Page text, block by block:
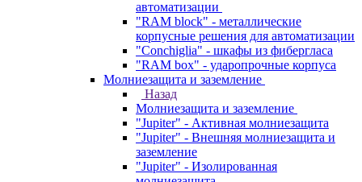
автоматизации
"RAM block" - металлические
корпусные решения для автоматизации
"Conchiglia" - шкафы из фибергласа
"RAM box" - ударопрочные корпуса
Молниезащита и заземление
Назад
Молниезащита и заземление
"Jupiter" - Активная молниезащита
"Jupiter" - Внешняя молниезащита и
заземление
"Jupiter" - Изолированная